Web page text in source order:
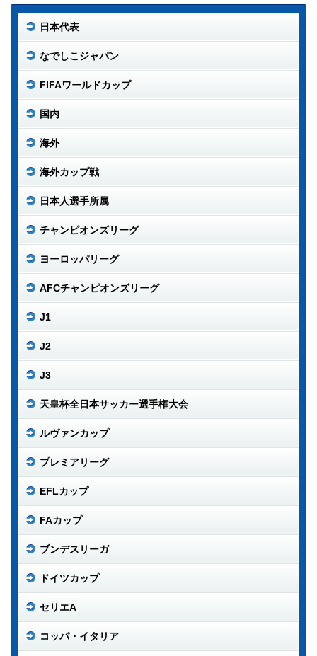
日本代表
なでしこジャパン
FIFAワールドカップ
国内
海外
海外カップ戦
日本人選手所属
チャンピオンズリーグ
ヨーロッパリーグ
AFCチャンピオンズリーグ
J1
J2
J3
天皇杯全日本サッカー選手権大会
ルヴァンカップ
プレミアリーグ
EFLカップ
FAカップ
ブンデスリーガ
ドイツカップ
セリエA
コッパ・イタリア